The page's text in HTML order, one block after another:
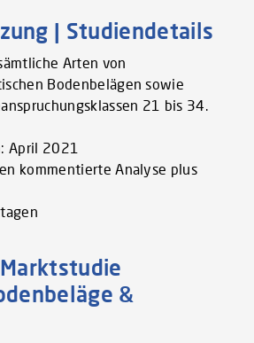
| Studiendetails
Arten von
Bodenbelägen sowie
21 bis 34.
: April 2021
kommentierte Analyse plus
&